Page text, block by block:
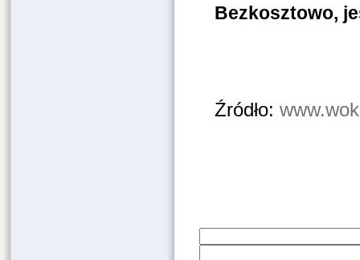
Bezkosztowo,
Źródło: